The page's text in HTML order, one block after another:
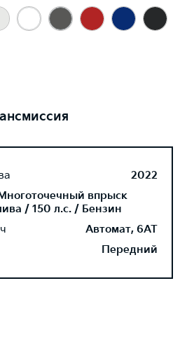
2022
впрыск
/ 150 л.с. / Бензин
Автомат, 6AT
Передний